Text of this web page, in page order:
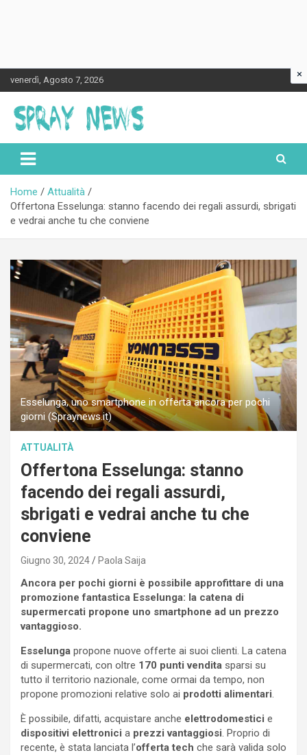
to
content
venerdì, Agosto 7, 2026
Spraynews.it
Home
Attualità
Offertona Esselunga: stanno facendo dei regali assurdi, sbrigati
e vedrai anche tu che conviene
Esselunga, uno smartphone in offerta ancora per pochi
giorni (Spraynews.it)
ATTUALITÀ
Offertona Esselunga: stanno
facendo dei regali assurdi,
sbrigati e vedrai anche tu che
conviene
Giugno 30, 2024 Paola Saija
Ancora per pochi giorni è possibile approfittare di una
promozione fantastica Esselunga: la catena di
supermercati propone uno smartphone ad un prezzo
vantaggioso.
Esselunga propone nuove offerte ai suoi clienti. La catena
di supermercati, con oltre 170 punti vendita sparsi su
tutto il territorio nazionale, come ormai da tempo, non
propone promozioni relative solo ai prodotti alimentari.
È possibile, difatti, acquistare anche elettrodomestici e
dispositivi elettronici a prezzi vantaggiosi. Proprio di
recente, è stata lanciata l’offerta tech che sarà valida solo
×